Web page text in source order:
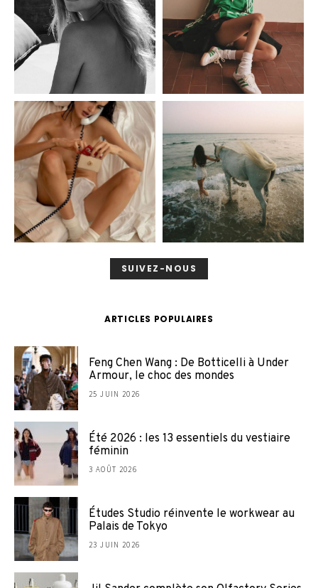
SUIVEZ-NOUS
ARTICLES POPULAIRES
Feng Chen Wang : De Botticelli à Under
Armour, le choc des mondes
25 JUIN 2026
Été 2026 : les 13 essentiels du vestiaire
féminin
3 AOÛT 2026
Études Studio réinvente le workwear au
Palais de Tokyo
23 JUIN 2026